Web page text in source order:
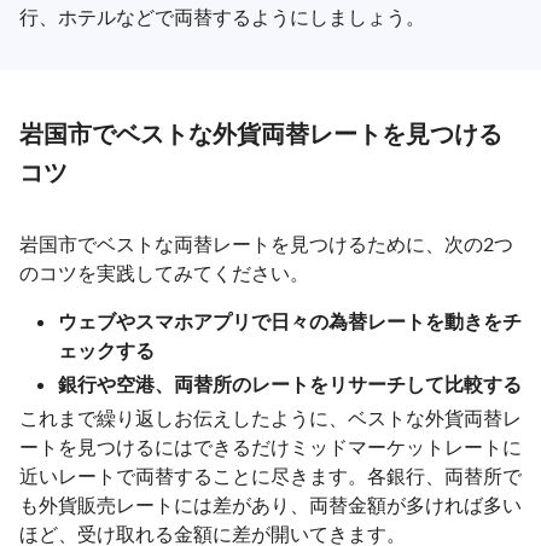
行、ホテルなどで両替するようにしましょう。
岩国市でベストな外貨両替レートを見つける
コツ
岩国市でベストな両替レートを見つけるために、次の2つ
のコツを実践してみてください。
ウェブやスマホアプリで日々の為替レートを動きをチ
ェックする
銀行や空港、両替所のレートをリサーチして比較する
これまで繰り返しお伝えしたように、ベストな外貨両替レ
ートを見つけるにはできるだけミッドマーケットレートに
近いレートで両替することに尽きます。各銀行、両替所で
も外貨販売レートには差があり、両替金額が多ければ多い
ほど、受け取れる金額に差が開いてきます。